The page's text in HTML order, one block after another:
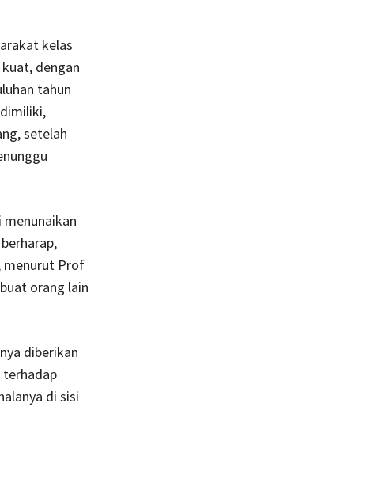
kelas
dengan
tahun
setelah
menurut Prof
orang lain
diberikan
di sisi